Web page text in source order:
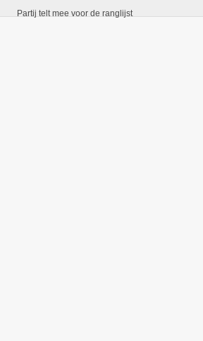
Partij telt mee voor de ranglijst